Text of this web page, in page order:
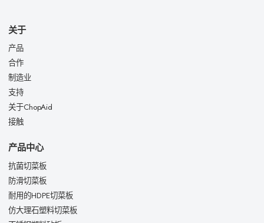
关于
产品
合作
制造业
支持
关于ChopAid
接触
产品中心
抗菌切菜板
防滑切菜板
耐用的HDPE切菜板
仿大理石塑料切菜板